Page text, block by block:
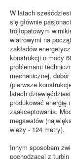
W latach
się głównie
trójłopatowym
wiatrowymi na
zakładów
konstrukcji o mocy
problemami
mechanicznej,
(pierwsze
latach
produkować energię
zaakceptowania.
megawatów
wieży - 124 metry).
Innym sposobem
pochodzącej z